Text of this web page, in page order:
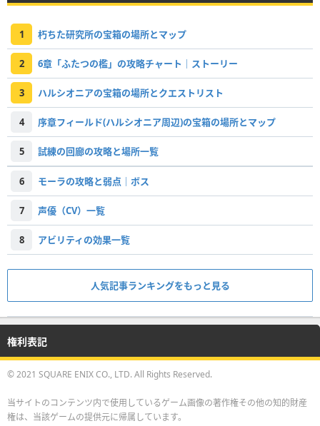
1 朽ちた研究所の宝箱の場所とマップ
2 6章「ふたつの檻」の攻略チャート｜ストーリー
3 ハルシオニアの宝箱の場所とクエストリスト
4 序章フィールド(ハルシオニア周辺)の宝箱の場所とマップ
5 試練の回廊の攻略と場所一覧
6 モーラの攻略と弱点｜ボス
7 声優（CV）一覧
8 アビリティの効果一覧
人気記事ランキングをもっと見る
権利表記
© 2021 SQUARE ENIX CO., LTD. All Rights Reserved.
当サイトのコンテンツ内で使用しているゲーム画像の著作権その他の知的財産
権は、当該ゲームの提供元に帰属しています。